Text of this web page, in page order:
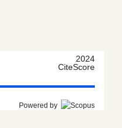
2024
CiteScore
Powered by